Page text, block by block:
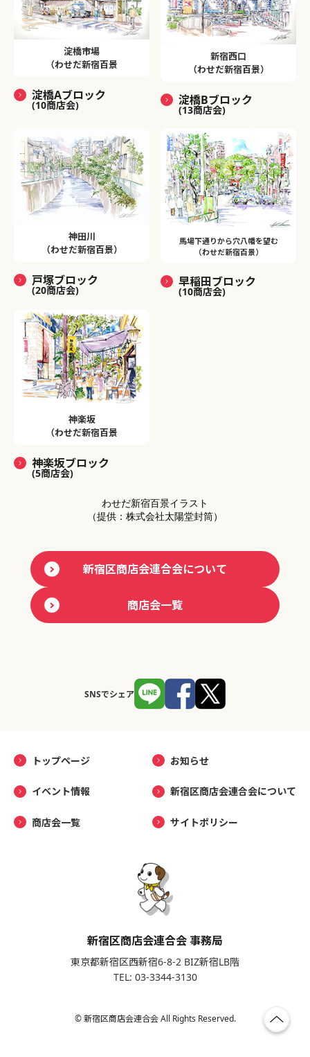
淀橋市場
（わせだ新宿百景
淀橋Aブロック
(10商店会)
新宿西口
（わせだ新宿百景）
淀橋Bブロック
(13商店会)
神田川
（わせだ新宿百景）
戸塚ブロック
(20商店会)
馬場下通りから穴八幡を望む
（わせだ新宿百景）
早稲田ブロック
(10商店会)
神楽坂
（わせだ新宿百景
神楽坂ブロック
(5商店会)
わせだ新宿百景イラスト
（提供：株式会社太陽堂封筒）
新宿区商店会連合会について
商店会一覧
SNSでシェア
トップページ お知らせ
イベント情報 新宿区商店会連合会について
商店会一覧 サイトポリシー
新宿区商店会連合会 事務局
東京都新宿区西新宿6-8-2 BIZ新宿LB階
TEL: 03-3344-3130
© 新宿区商店会連合会 All Rights Reserved.